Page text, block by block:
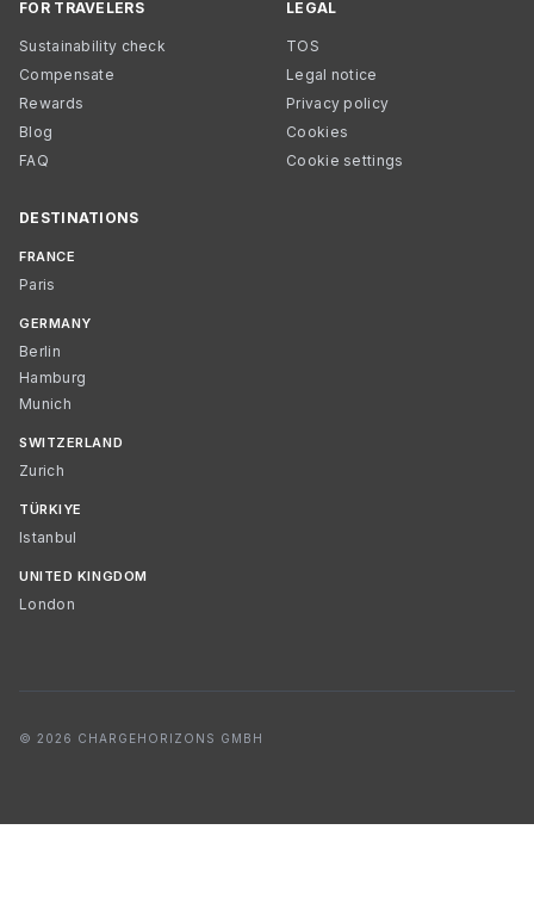
FOR TRAVELERS
Sustainability check
Compensate
Rewards
Blog
FAQ
LEGAL
TOS
Legal notice
Privacy policy
Cookies
Cookie settings
DESTINATIONS
FRANCE
Paris
GERMANY
Berlin
Hamburg
Munich
SWITZERLAND
Zurich
TÜRKIYE
Istanbul
UNITED KINGDOM
London
© 2026 CHARGEHORIZONS GMBH